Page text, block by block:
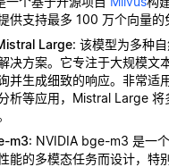
供支持最多 100 万个向量的
Large: 该模型为多种
决方案。它专注于大规模文
并生成细致的响应。非常适
析等应用，Mistral Large 将
m3: NVIDIA bge-m3 是一
能的多模态任务而设计，特